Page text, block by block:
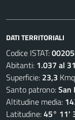
DATI TERRITORIALI
Codice ISTAT:
Abitanti: 1.037 al
Superficie: 23,3
Santo patrono:San
Altitudine media:
Latitudine:45° 11'